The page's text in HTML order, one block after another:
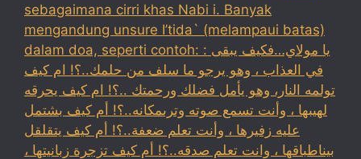
sebagaimana cirri khas Nabi i. Banyak
mengandung unsure I’tida` (melampaui batas)
dalam doa, seperti contoh: : يا مولاي…فكيف يبقى
في العذاب ، وهو يرجو ما سلف من حلمك..؟! ام كيف
تولمه النار، وهو يأمل فضلك ورحمتك ..؟! ام كيف يحرقه
لهيبها ، وأنت تسمع صوته وترىمكانه..؟! أم كيف بشتمل
عليه زفيرها ، وأنت تعلم ضعفة..؟! أم كيف يتقلقل
بيناطباقها ، وانت تعلم صدقه..؟! أم كيف تزجرة زبانيتها ،